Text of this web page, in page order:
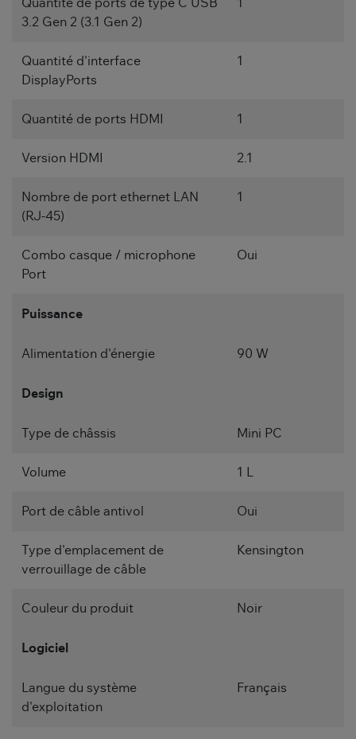
Quantité de ports de type C USB
3.2 Gen 2 (3.1 Gen 2)
1
Quantité d'interface
DisplayPorts
1
Quantité de ports HDMI 1
Version HDMI 2.1
Nombre de port ethernet LAN
(RJ-45)
1
Combo casque / microphone
Port
Oui
Puissance
Alimentation d'énergie 90 W
Design
Type de châssis Mini PC
Volume 1 L
Port de câble antivol Oui
Type d'emplacement de
verrouillage de câble
Kensington
Couleur du produit Noir
Logiciel
Langue du système
d'exploitation
Français